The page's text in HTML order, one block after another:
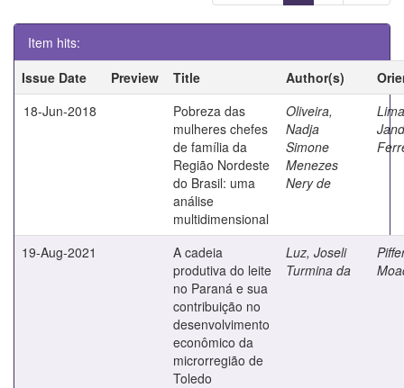
Item hits:
Issue Date
Preview Title Author(s)
18-Jun-2018
Pobreza das
mulheres chefes
de família da
Região Nordeste
do Brasil: uma
análise
multidimensional
Oliveira,
Nadja
Simone
Menezes
Nery de
19-Aug-2021
A cadeia
produtiva do leite
no Paraná e sua
contribuição no
desenvolvimento
econômico da
microrregião de
Toledo
Luz, Joseli
Turmina da